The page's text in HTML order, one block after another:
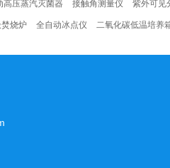
高压蒸汽灭菌器 接触角测量仪 紫外可见
烧炉 全自动冰点仪 二氧化碳低温培养